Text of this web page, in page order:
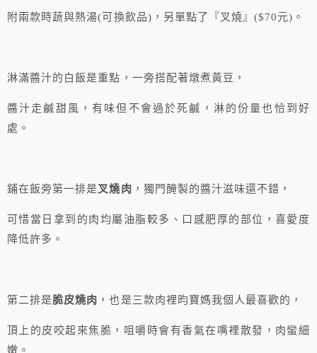
附兩款時蔬與熱湯(可換飲品)，另單點了『叉燒』($70元)。
淋滿醬汁的白飯是重點，一旁搭配著燉煮黃豆，
醬汁走鹹甜風，有味但不會過於死鹹，淋的份量也恰到好
處。
鋪在飯旁第一排是叉燒肉 ，獨門醃製的醬汁滋味還不錯，
可惜當日拿到的肉均屬油脂較多、口感肥厚的部位，喜愛度
降低許多。
第二排是脆皮燒肉 ，也是三款肉裡昀寶媽我個人最喜歡的，
頂上的皮咬起來焦脆，咀嚼時會有香氣在嘴裡散發，肉蠻細
嫩。